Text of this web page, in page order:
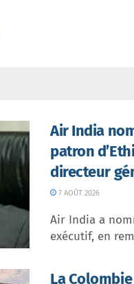
Air India
patron
directeur
7 AOÛT 2026
Air India a
exécutif, en
La